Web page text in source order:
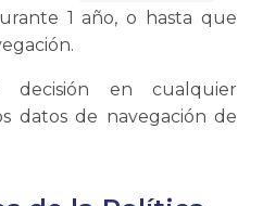
1 año, o hasta que
decisión en cualquier
datos de navegación de